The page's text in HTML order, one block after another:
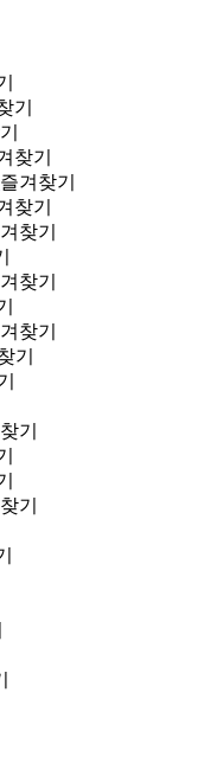
기
찾기
즐겨찾기
찾기
찾기
찾기
찾기
기
기
기